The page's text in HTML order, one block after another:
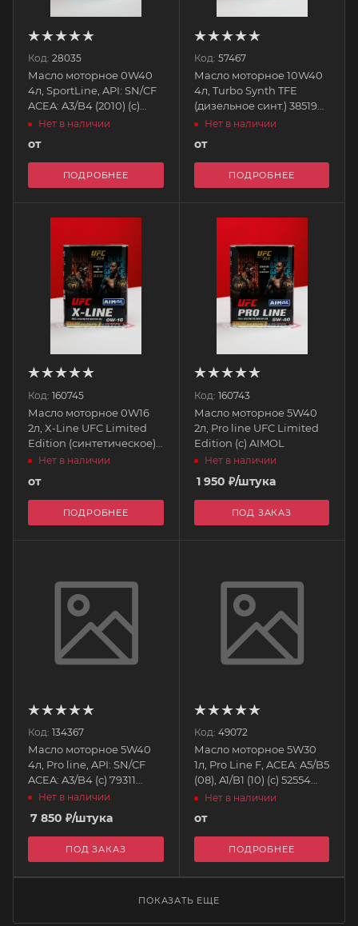
Код: 28035
Масло моторное 0W40
4л, SportLine, API: SN/CF
ACEA: A3/B4 (2010) (с)
32822 AIMOL
Нет в наличии
от
ПОДРОБНЕЕ
Код: 57467
Масло моторное 10W40
4л, Turbo Synth TFE
(дизельное синт.) 38519
AIMOL
Нет в наличии
от
ПОДРОБНЕЕ
Код: 160745
Масло моторное 0W16
2л, X-Line UFC Limited
Edition (синтетическое)
AIMOL
Нет в наличии
от
ПОДРОБНЕЕ
Код: 160743
Масло моторное 5W40
2л, Pro line UFC Limited
Edition (c) AIMOL
Нет в наличии
1 950 ₽/штука
ПОД ЗАКАЗ
Код: 134367
Масло моторное 5W40
4л, Pro line, API: SN/CF
ACEA: A3/B4 (с) 79311
AIMOL
Нет в наличии
7 850 ₽/штука
ПОД ЗАКАЗ
Код: 49072
Масло моторное 5W30
1л, Pro Line F, ACEA: A5/B5
(08), A1/B1 (10) (с) 52554
AIMOL
Нет в наличии
от
ПОДРОБНЕЕ
ПОКАЗАТЬ ЕЩЕ